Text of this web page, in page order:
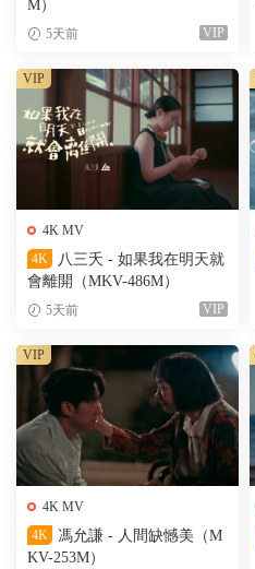
M）
5天前 VIP
4K MV
4K
八三夭 - 如果我在明天就
會離開（MKV-486M）
5天前 VIP
VIP
4K MV
4K
馮允謙 - 人間缺憾美（M
KV-253M）
VIP